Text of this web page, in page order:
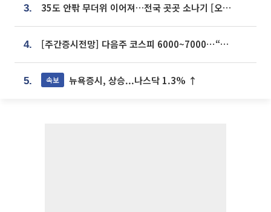
3. 35도 안팎 무더위 이어져…전국 곳곳 소나기 [오늘 날씨]
4. [주간증시전망] 다음주 코스피 6000~7000⋯“外人 수급은 정책이 변수”
5. 속보 뉴욕증시, 상승...나스닥 1.3% ↑